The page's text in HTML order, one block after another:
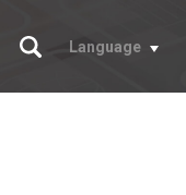
Suche
Language